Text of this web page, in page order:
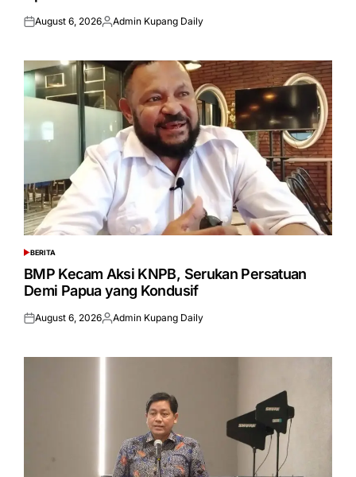
Posted
August 6, 2026Posted
Admin Kupang Daily
POSTED
IN
BERITA
BMP Kecam Aksi KNPB, Serukan Persatuan
Demi Papua yang Kondusif
Posted
August 6, 2026Posted
Admin Kupang Daily